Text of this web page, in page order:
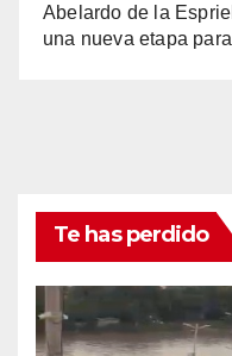
Abelardo de la
una nueva etapa
Te has perdido